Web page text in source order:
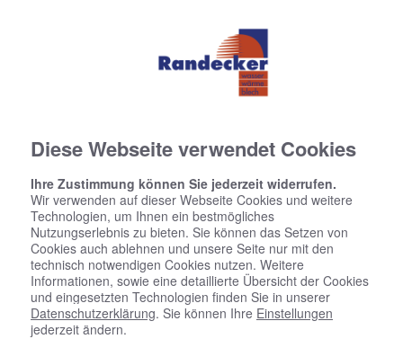
Diese Webseite verwendet Cookies
Ihre Zustimmung können Sie jederzeit widerrufen.
Wir verwenden auf dieser Webseite Cookies und weitere
Technologien, um Ihnen ein bestmögliches
Nutzungserlebnis zu bieten. Sie können das Setzen von
Cookies auch ablehnen und unsere Seite nur mit den
technisch notwendigen Cookies nutzen. Weitere
Informationen, sowie eine detaillierte Übersicht der Cookies
und eingesetzten Technologien finden Sie in unserer
Datenschutzerklärung. Sie können Ihre Einstellungen
jederzeit ändern.